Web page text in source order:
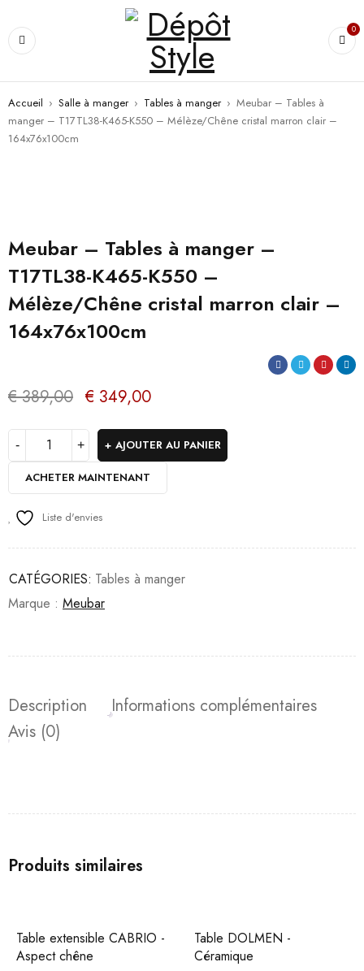
0
Accueil › Salle à manger › Tables à manger › Meubar – Tables à
manger – T17TL38-K465-K550 – Mélèze/Chêne cristal marron clair –
164x76x100cm
Meubar – Tables à manger –
T17TL38-K465-K550 –
Mélèze/Chêne cristal marron clair –
164x76x100cm
€389,00 € 349,00
AJOUTER AU PANIER
ACHETER MAINTENANT
Liste d'envies
CATÉGORIES: Tables à manger
Marque : Meubar
Description
Informations complémentaires
Avis (0)
Produits similaires
Table extensible CABRIO -
Aspect chêne
Table DOLMEN -
Céramique